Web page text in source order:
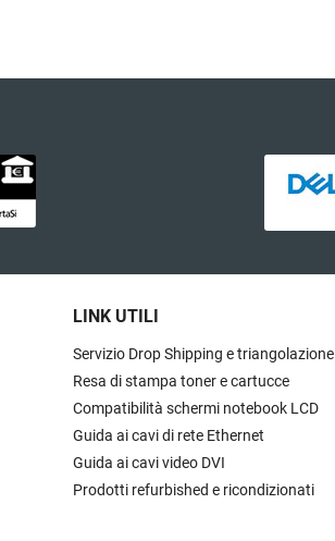
LINK UTILI
Servizio Drop Shipping e triangolazione
Resa di stampa toner e cartucce
Compatibilità schermi notebook LCD
Guida ai cavi di rete Ethernet
Guida ai cavi video DVI
Prodotti refurbished e ricondizionati